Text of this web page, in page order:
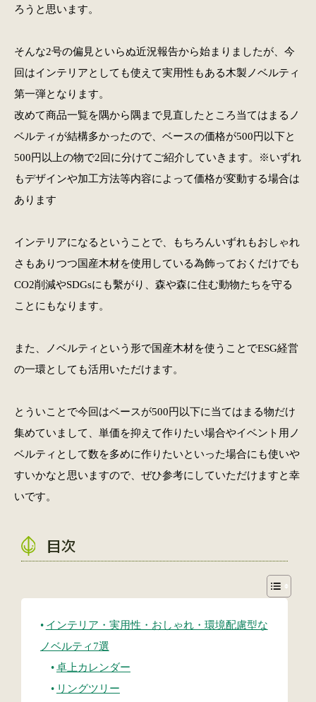
ろうと思います。
そんな2号の偏見といらぬ近況報告から始まりましたが、今
回はインテリアとしても使えて実用性もある木製ノベルティ
第一弾となります。
改めて商品一覧を隅から隅まで見直したところ当てはまるノ
ベルティが結構多かったので、ベースの価格が500円以下と
500円以上の物で2回に分けてご紹介していきます。※いずれ
もデザインや加工方法等内容によって価格が変動する場合は
あります
インテリアになるということで、もちろんいずれもおしゃれ
さもありつつ国産木材を使用している為飾っておくだけでも
CO2削減やSDGsにも繫がり、森や森に住む動物たちを守る
ことにもなります。
また、ノベルティという形で国産木材を使うことでESG経営
の一環としても活用いただけます。
とういことで今回はベースが500円以下に当てはまる物だけ
集めていまして、単価を抑えて作りたい場合やイベント用ノ
ベルティとして数を多めに作りたいといった場合にも使いや
すいかなと思いますので、ぜひ参考にしていただけますと幸
いです。
目次
インテリア・実用性・おしゃれ・環境配慮型な
ノベルティ7選
卓上カレンダー
リングツリー